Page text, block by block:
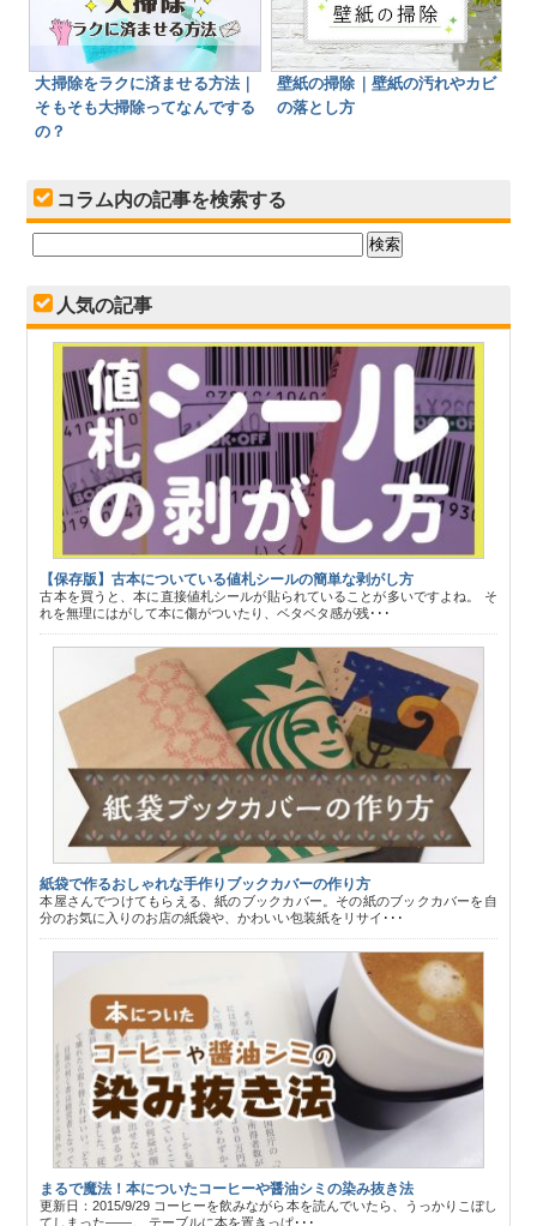
大掃除をラクに済ませる方法｜
そもそも大掃除ってなんでする
の？
壁紙の掃除｜壁紙の汚れやカビ
の落とし方
コラム内の記事を検索する
人気の記事
【保存版】古本についている値札シールの簡単な剥がし方
古本を買うと、本に直接値札シールが貼られていることが多いですよね。 そ
れを無理にはがして本に傷がついたり、ベタベタ感が残･･･
紙袋で作るおしゃれな手作りブックカバーの作り方
本屋さんでつけてもらえる、紙のブックカバー。その紙のブックカバーを自
分のお気に入りのお店の紙袋や、かわいい包装紙をリサイ･･･
まるで魔法！本についたコーヒーや醤油シミの染み抜き法
更新日：2015/9/29 コーヒーを飲みながら本を読んでいたら、うっかりこぼし
てしまった――。 テーブルに本を置きっぱ･･･